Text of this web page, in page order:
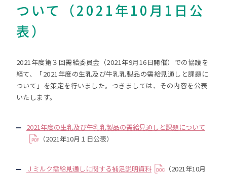
ついて（2021年10月1日公
表）
2021年度第３回需給委員会（2021年9月16日開催）での協議を
経て、「2021年度の生乳及び牛乳乳製品の需給見通しと課題に
ついて」を策定を行いました。つきましては、その内容を公表
いたします。
2021年度の生乳及び牛乳乳製品の需給見通しと課題について
（2021年10月１日公表）
Ｊミルク需給見通しに関する補足説明資料
（2021年10月